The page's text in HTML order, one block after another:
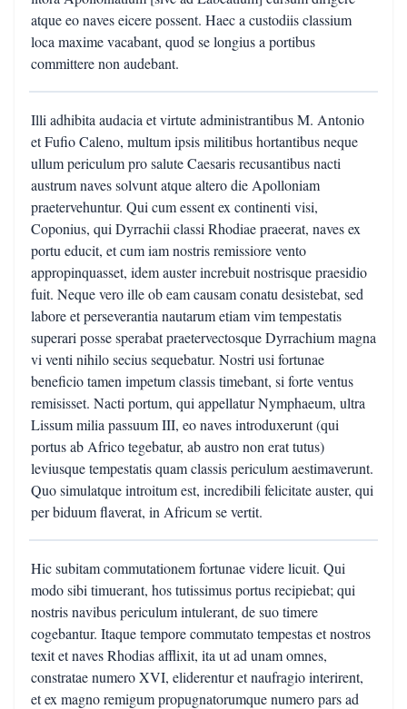
atque eo naves eicere possent. Haec a custodiis classium
loca maxime vacabant, quod se longius a portibus
committere non audebant.
Illi adhibita audacia et virtute administrantibus M. Antonio
et Fufio Caleno, multum ipsis militibus hortantibus neque
ullum periculum pro salute Caesaris recusantibus nacti
austrum naves solvunt atque altero die Apolloniam
praetervehuntur. Qui cum essent ex continenti visi,
Coponius, qui Dyrrachii classi Rhodiae praeerat, naves ex
portu educit, et cum iam nostris remissiore vento
appropinquasset, idem auster increbuit nostrisque praesidio
fuit. Neque vero ille ob eam causam conatu desistebat, sed
labore et perseverantia nautarum etiam vim tempestatis
superari posse sperabat praetervectosque Dyrrachium magna
vi venti nihilo secius sequebatur. Nostri usi fortunae
beneficio tamen impetum classis timebant, si forte ventus
remisisset. Nacti portum, qui appellatur Nymphaeum, ultra
Lissum milia passuum III, eo naves introduxerunt (qui
portus ab Africo tegebatur, ab austro non erat tutus)
leviusque tempestatis quam classis periculum aestimaverunt.
Quo simulatque introitum est, incredibili felicitate auster, qui
per biduum flaverat, in Africum se vertit.
Hic subitam commutationem fortunae videre licuit. Qui
modo sibi timuerant, hos tutissimus portus recipiebat; qui
nostris navibus periculum intulerant, de suo timere
cogebantur. Itaque tempore commutato tempestas et nostros
texit et naves Rhodias afflixit, ita ut ad unam omnes,
constratae numero XVI, eliderentur et naufragio interirent,
et ex magno remigum propugnatorumque numero pars ad